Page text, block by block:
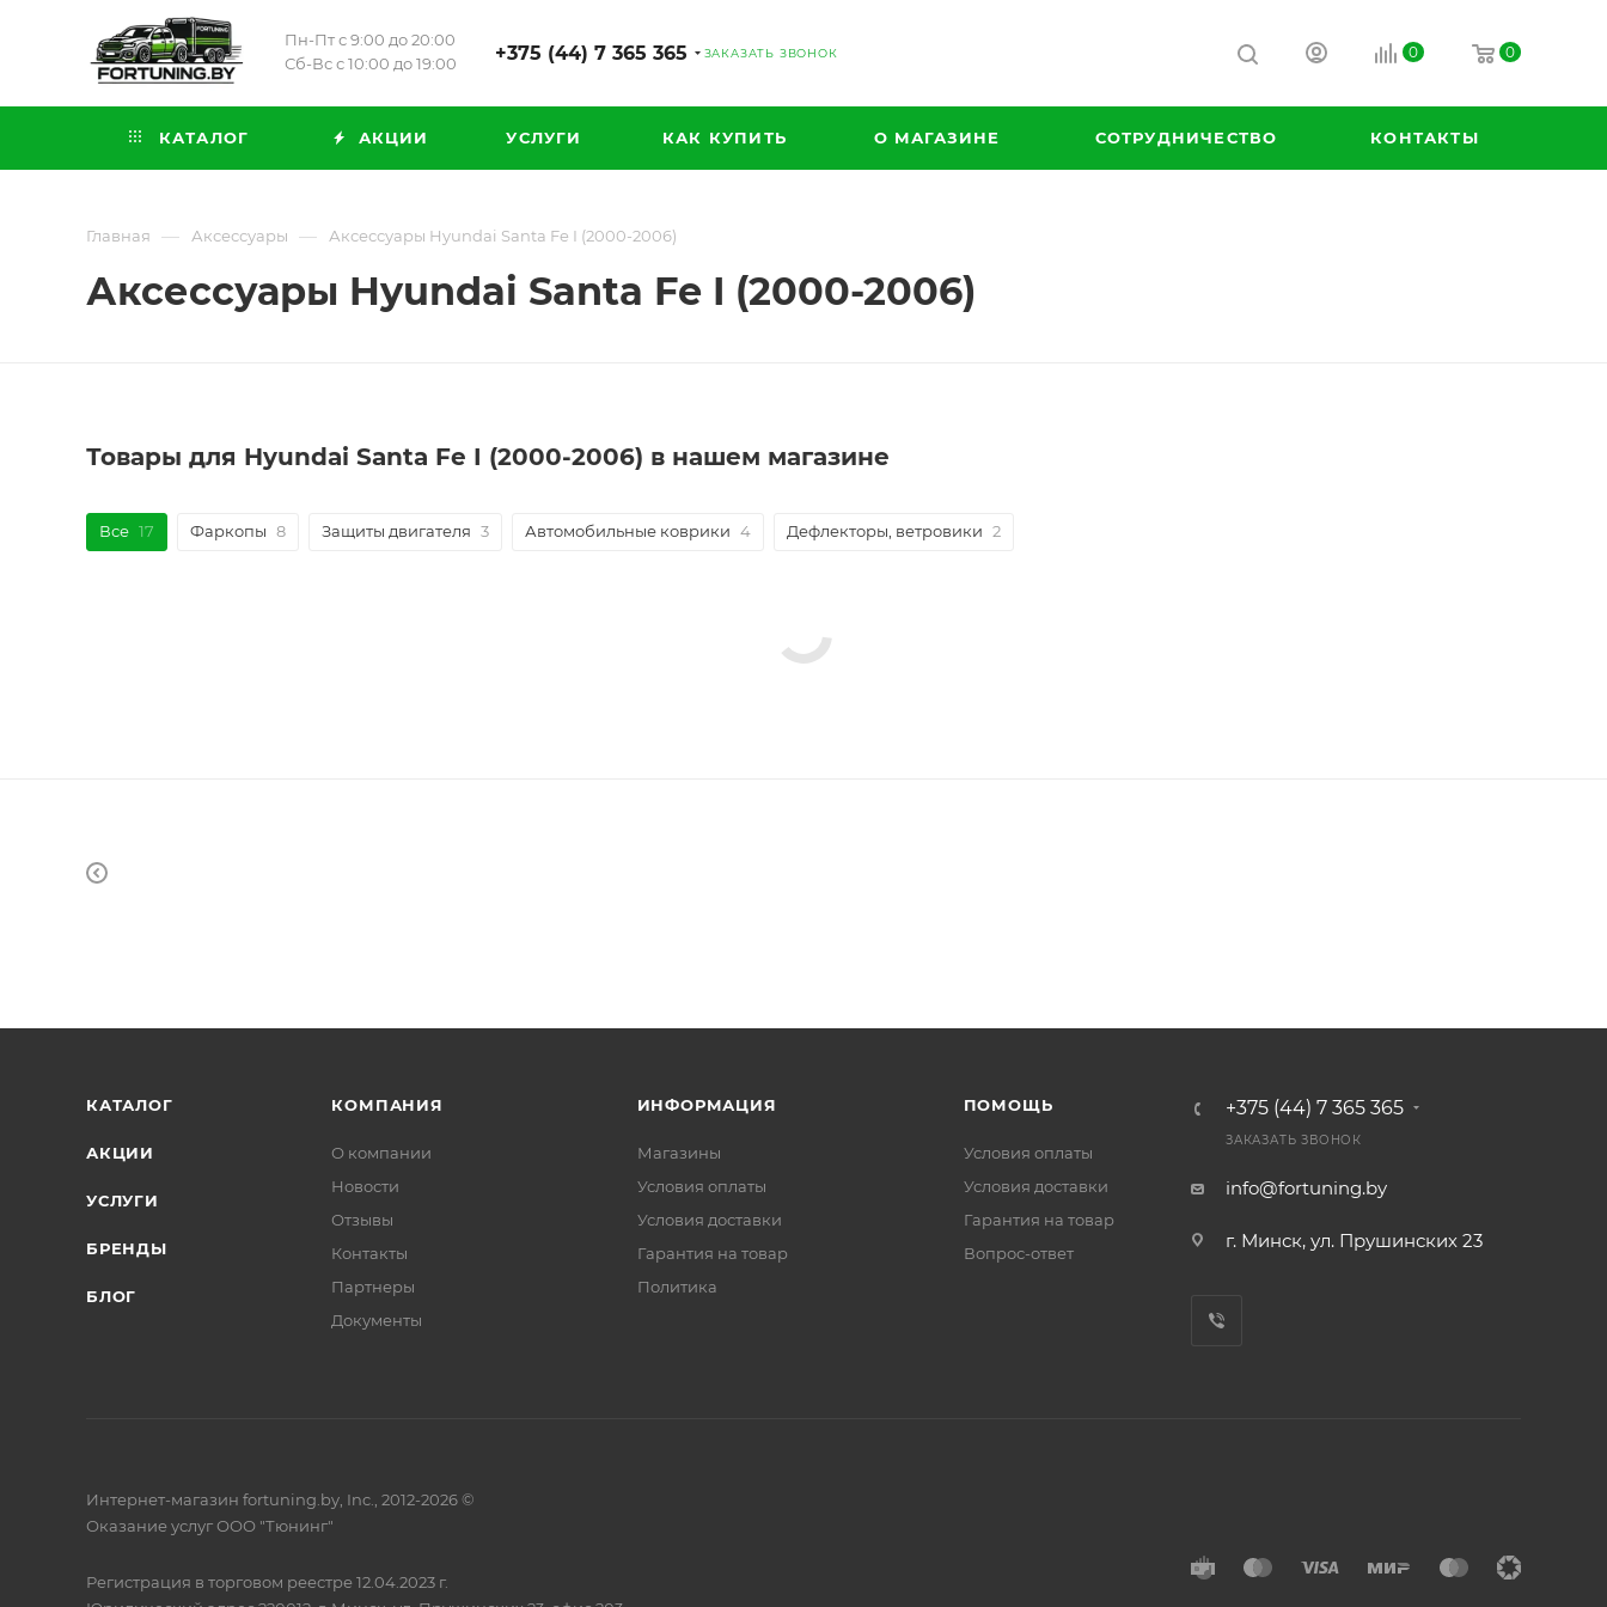
Пн-Пт с 9:00 до 20:00
Сб-Вс с 10:00 до 19:00
+375 (44) 7 365 365 ЗАКАЗАТЬ ЗВОНОК 0 0
КАТАЛОГ АКЦИИ УСЛУГИ КАК КУПИТЬ О МАГАЗИНЕ СОТРУДНИЧЕСТВО КОНТАКТЫ
Главная — Аксессуары — Аксессуары Hyundai Santa Fe I (2000-2006)
Аксессуары Hyundai Santa Fe I (2000-2006)
Товары для Hyundai Santa Fe I (2000-2006) в нашем магазине
Все 17 Фаркопы 8 Защиты двигателя 3 Автомобильные коврики 4 Дефлекторы, ветровики 2
КАТАЛОГ
АКЦИИ
УСЛУГИ
БРЕНДЫ
БЛОГ
КОМПАНИЯ
О компании
Новости
Отзывы
Контакты
Партнеры
Документы
ИНФОРМАЦИЯ
Магазины
Условия оплаты
Условия доставки
Гарантия на товар
Политика
ПОМОЩЬ
Условия оплаты
Условия доставки
Гарантия на товар
Вопрос-ответ
+375 (44) 7 365 365
ЗАКАЗАТЬ ЗВОНОК
info@fortuning.by
г. Минск, ул. Прушинских 23
Интернет-магазин fortuning.by, Inc., 2012-2026 ©
Оказание услуг ООО "Тюнинг"
Регистрация в торговом реестре 12.04.2023 г.